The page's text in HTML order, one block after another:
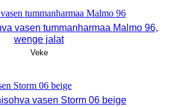
vasen tummanharmaa Malmo 96,
wenge jalat
Veke
vasen Storm 06 beige